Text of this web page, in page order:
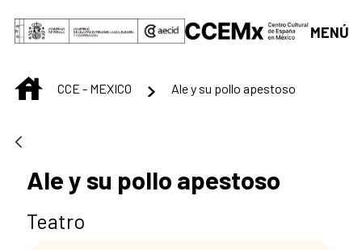
Saltar al contenido principal
MENÚ
INICIOCCE - MEXICO Ale y su pollo apestoso
Ale y su pollo apestoso
Teatro